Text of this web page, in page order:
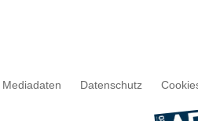
Mediadaten Datenschutz